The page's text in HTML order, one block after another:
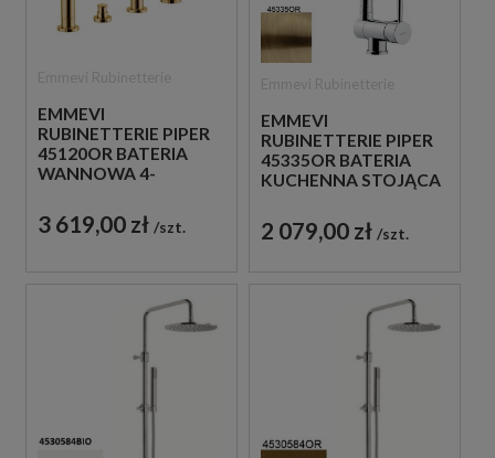
EMMEVI
RUBINETTERIE PIPER
45120OR BATERIA
WANNOWA 4-
JEDNOUCHWYTOWA
ZŁOTA
3 619,00 zł szt.
EMMEVI
RUBINETTERIE PIPER
45335OR BATERIA
KUCHENNA STOJĄCA
ZŁOTA
2 079,00 zł szt.